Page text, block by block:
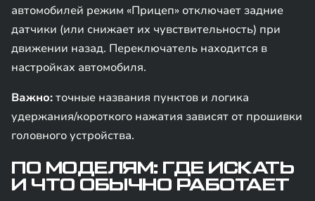
автомобилей режим «Прицеп» отключает задние
датчики (или снижает их чувствительность) при
движении назад. Переключатель находится в
настройках автомобиля.
Важно:точные названия пунктов и логика
удержания/короткого нажатия зависят от прошивки
головного устройства.
ПО МОДЕЛЯМ: ГДЕ ИСКАТЬ
И ЧТО ОБЫЧНО РАБОТАЕТ